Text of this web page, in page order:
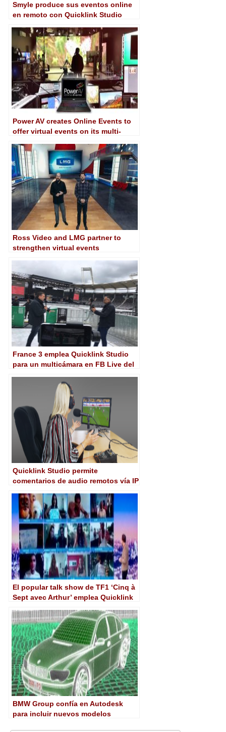
Smyle produce sus eventos online
en remoto con Quicklink Studio
Power AV creates Online Events to
offer virtual events on its multi-
Ross Video and LMG partner to
strengthen virtual events
France 3 emplea Quicklink Studio
para un multicámara en FB Live del
Quicklink Studio permite
comentarios de audio remotos vía IP
fútbol paneuropeo
El popular talk show de TF1 ‘Cinq à
Sept avec Arthur’ emplea Quicklink
Skype
BMW Group confía en Autodesk
para incluir nuevos modelos